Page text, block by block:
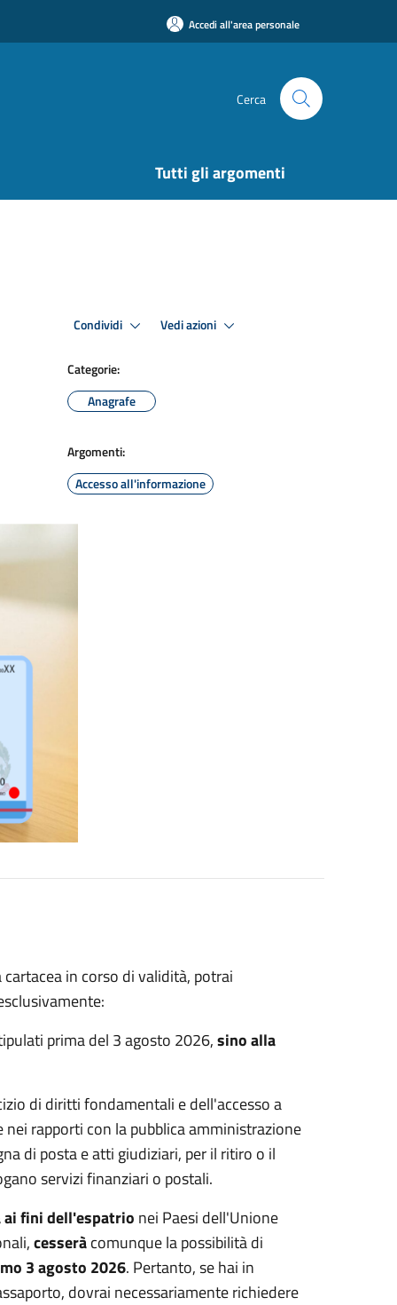
Accedi all'area personale
Cerca
Tutti gli argomenti
Condividi Vedi azioni
Categorie:
Anagrafe
Argomenti:
Accesso all'informazione
in corso di validità, potrai
prima del 3 agosto 2026,sino alla
di diritti fondamentali e dell'accesso a
rapporti con la pubblica amministrazione
di posta e atti giudiziari, per il ritiro o il
servizi finanziari o postali.
fini dell'espatrio nei Paesi dell'Unione
cesseràcomunque la possibilità di
3 agosto 2026. Pertanto, se hai in
dovrai necessariamente richiedere